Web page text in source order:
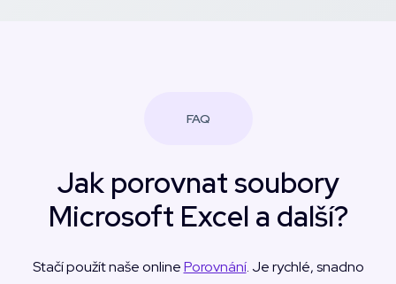
FAQ
Jak porovnat soubory
Microsoft Excel a další?
Stačí použít naše onlinePorovnání. Je rychlé, snadno